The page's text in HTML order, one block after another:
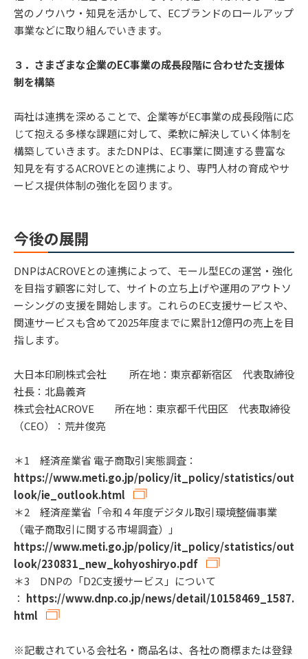
営のノウハウ・知見を活かして、ECブランドのロールアップ
事業などに取り組んでいきます。
３．さまざまな企業のEC事業の成長段階に合わせた支援体
制を構築
両社は連携を深めることで、企業等がEC事業の成長段階に応
じて抱える多様な課題に対して、柔軟に解決していく体制を
構築していきます。またDNPは、EC事業に関連する豊富な
知見を有するACROVEとの連携により、専門人材の育成やサ
ービス提供体制の強化を図ります。
今後の展開
DNPはACROVEとの連携によって、モール型ECの運営・強化
を目指す顧客に対して、サイトの立ち上げや運用のアウトソ
ーシングの支援を開始します。これらのEC支援サービスや、
関連サービスも含めて2025年度までに累計12億円の売上を目
指します。
大日本印刷株式会社 所在地：東京都新宿区 代表取締役
社長：北島義斉
株式会社ACROVE 所在地：東京都千代田区 代表取締役
（CEO）：荒井俊亮
＊1 経済産業省 電子商取引実態調査：
https://www.meti.go.jp/policy/it_policy/statistics/out
look/ie_outlook.html
＊2 経済産業省「令和４年度デジタル取引環境整備事業
（電子商取引に関する市場調査）」
https://www.meti.go.jp/policy/it_policy/statistics/out
look/230831_new_kohyoshiryo.pdf
＊3 DNPの「D2C支援サービス」について
： https://www.dnp.co.jp/news/detail/10158469_1587.
html
※記載されている会社名・商品名は、各社の商標または登録